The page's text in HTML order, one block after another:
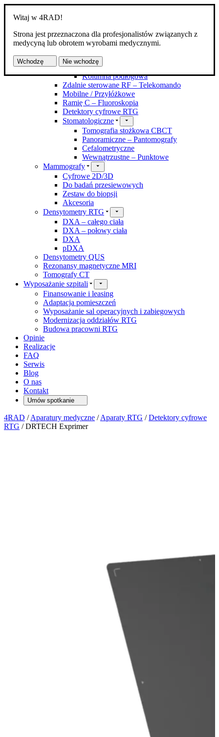
Witaj w 4RAD!
Strona jest przeznaczona dla profesjonalistów związanych z
medycyną lub obrotem wyrobami medycznymi.
Wchodzę Nie wchodzę
Produkty
Aparaty RTG
Kostno-płucne DR
Z zawieszeniem
Kolumna podłogowa
Zdalnie sterowane RF – Telekomando
Mobilne / Przyłóżkowe
Ramię C – Fluoroskopia
Detektory cyfrowe RTG
Stomatologiczne
Tomografia stożkowa CBCT
Panoramiczne – Pantomografy
Cefalometryczne
Wewnątrzustne – Punktowe
Mammografy
Cyfrowe 2D/3D
Do badań przesiewowych
Zestaw do biopsji
Akcesoria
Densytometry RTG
DXA – całego ciała
DXA – połowy ciała
DXA
pDXA
Densytometry QUS
Rezonansy magnetyczne MRI
Tomografy CT
Wyposażanie szpitali
Finansowanie i leasing
Adaptacja pomieszczeń
Wyposażanie sal operacyjnych i zabiegowych
Modernizacja oddziałów RTG
Budowa pracowni RTG
Opinie
Realizacje
FAQ
Serwis
Blog
O nas
Kontakt
Umów spotkanie
4RAD /Aparatury medyczne /Aparaty RTG /Detektory cyfrowe
RTG /DRTECH Exprimer